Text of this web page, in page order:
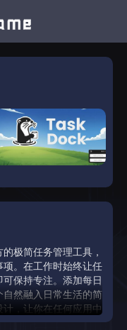
极简任务管理工具，
。在工作时始终让任
保持专注。添加每日
然融入日常生活的简
，让你在任何应用中
分心，帮助你长期保